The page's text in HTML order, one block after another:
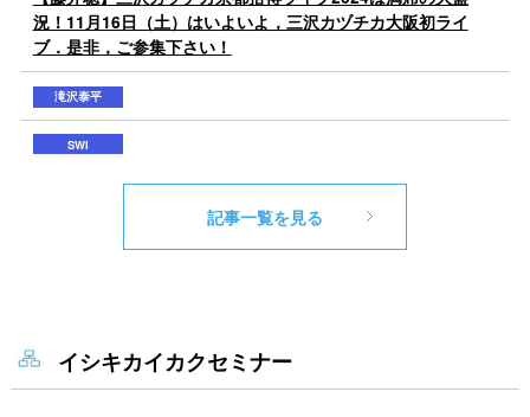
記事一覧を見る
イシキカイカクセミナー